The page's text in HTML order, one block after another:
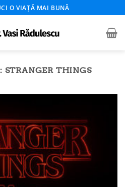
O VIAȚĂ MAI BUNĂ
STRANGER THINGS